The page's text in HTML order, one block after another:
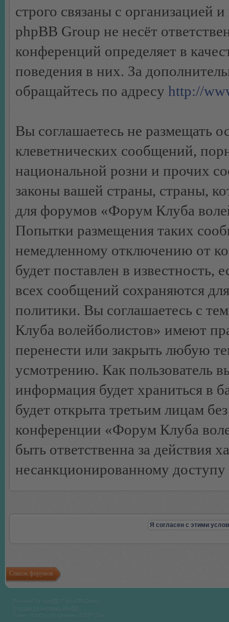
строго связаны с организацией
phpBB Group не несёт
конференций определяет в
поведения в них. За
обращайтесь по адресу http://
Вы соглашаетесь не размещать
клеветнических сообщений,
национальной розни и прочих
законы вашей страны, страны,
для форумов «Форум Клуба
Попытки размещения таких
немедленному отключению от
будет поставлен в
всех сообщений сохраняются
политики. Вы соглашаетесь с
Клуба волейболистов» имеют
перенести или закрыть любую
усмотрению. Как пользователь
информация будет храниться в
будет открыта третьим лицам
конференции «Форум Клуба
быть ответственна за действия
несанкционированному доступу
Список форумов
Time : 0.042s | 16 Queries | GZIP : On